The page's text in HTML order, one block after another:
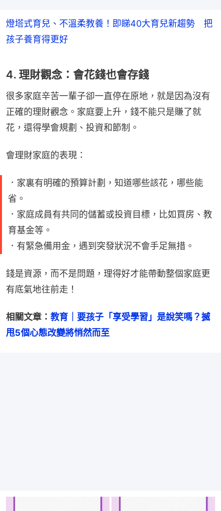
燈塔式育兒、不溫柔教養！即睇40大育兒新趨勢 把
孩子養育得更好
4. 理財觀念：會花錢也會存錢
很多家庭辛苦一輩子卻一直停在原地，就是因為沒有
正確的理財觀念。家庭要上升，錢不能只是賺了就
花，還得學會規劃、投資和節制。
會理財家庭的表現：
．家裏有明確的預算計劃，知道哪些該花，哪些能
省。
．家庭成員有共同的儲蓄或投資目標，比如買房、教
育基金等。
．有緊急備用金，遇到突發狀況不會手足無措。
錢是資源，而不是問題，理得好才能帶動整個家庭更
有底氣地往前走！
相關文章： 教育｜要孩子「享受學習」是說笑嗎？搣
甩5個心態改變將悄然而至